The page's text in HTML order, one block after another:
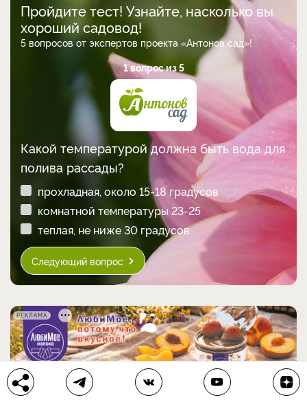
Пройдите тест! Узнайте, насколько вы
хороший садовод!
5 вопросов от экспертов проекта «Антонов сад»!
1 вопрос из 5
Какой температурой должна быть вода для
полива рассады?
прохладная, около 15-18 градусов
комнатной температуры 23-25
теплая, не ниже 30 градусов
Следующий вопрос
РЕКЛАМА